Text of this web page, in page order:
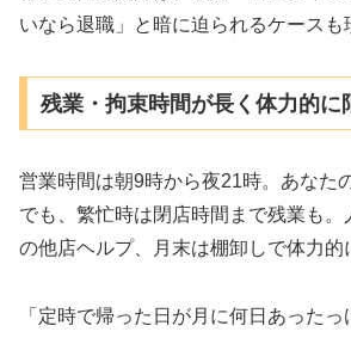
いなら退職」と暗に迫られるケースも
残業・拘束時間が長く体力的に
営業時間は朝9時から夜21時。あなた
でも、繁忙時は閉店時間まで残業も
の他店ヘルプ、月末は棚卸しで体力的
「定時で帰った日が月に何日あった